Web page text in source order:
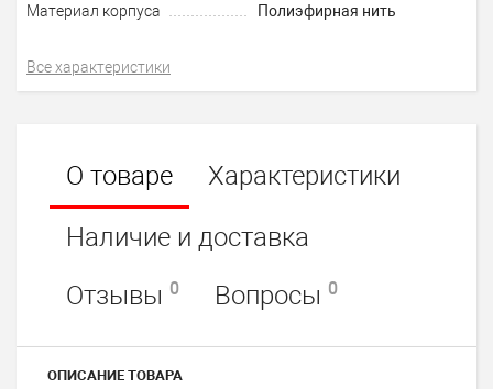
Материал корпуса
Полиэфирная нить
Все характеристики
О товаре
Характеристики
Наличие и доставка
Отзывы 0 Вопросы 0
ОПИСАНИЕ ТОВАРА